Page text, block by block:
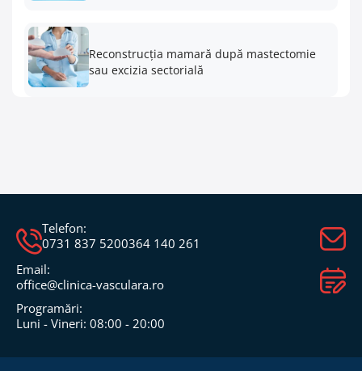
Reconstrucția mamară după mastectomie
sau excizia sectorială
Telefon:
0731 837 5200364 140 261
Email:
office@clinica-vasculara.ro​
Programări:
Luni - Vineri: 08:00 - 20:00